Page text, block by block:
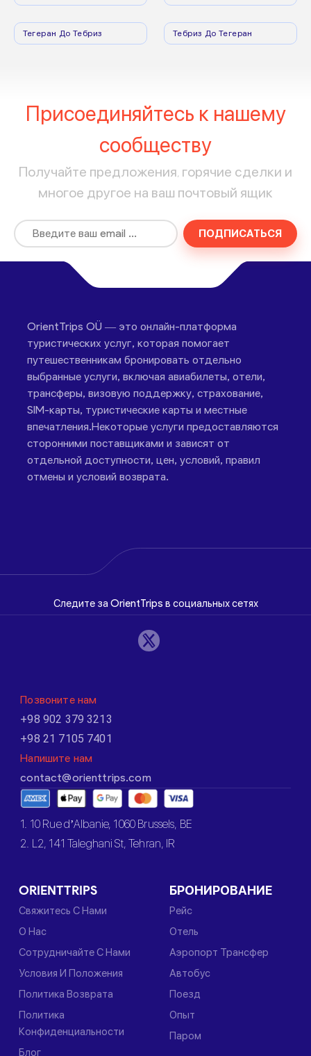
Тегеран До Тебриз Тебриз До Тегеран
Присоединяйтесь к нашему
сообществу
Получайте предложения, горячие сделки и
многое другое на ваш почтовый ящик
ПОДПИСАТЬСЯ
OrientTrips OÜ — это онлайн-платформа
туристических услуг, которая помогает
путешественникам бронировать отдельно
выбранные услуги, включая авиабилеты, отели,
трансферы, визовую поддержку, страхование,
SIM-карты, туристические карты и местные
впечатления.Некоторые услуги предоставляются
сторонними поставщиками и зависят от
отдельной доступности, цен, условий, правил
отмены и условий возврата.
Следите за OrientTrips в социальных сетях
Позвоните нам
+98 902 379 3213
+98 21 7105 7401
Напишите нам
contact@orienttrips.com
1. 10 Rue d’Albanie, 1060 Brussels, BE
2. L2, 141 Taleghani St, Tehran, IR
ORIENTTRIPS
Свяжитесь С Нами
О Нас
Сотрудничайте С Нами
Условия И Положения
Политика Возврата
Политика
Конфиденциальности
Блог
БРОНИРОВАНИЕ
Рейс
Отель
Аэропорт Трансфер
Автобус
Поезд
Опыт
Паром